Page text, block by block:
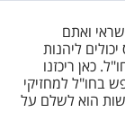
ואתם
ליהנות
כאן ריכזנו
בחו"ל למחזיקי
הוא לשלם על